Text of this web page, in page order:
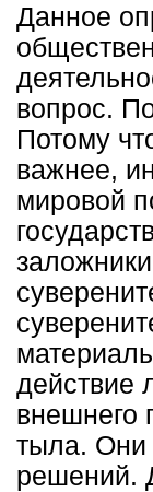
Данное
вопрос.
Потому
важнее,
мировой
действие
внешнего
тыла. Они
решений.